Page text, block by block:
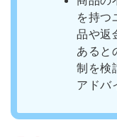
を持つ
品や返
あると
制を検
アドバ